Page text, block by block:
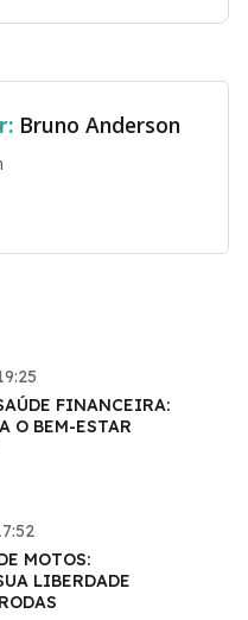
Bruno Anderson
FINANCEIRA:
O BEM-ESTAR
MOTOS:
LIBERDADE